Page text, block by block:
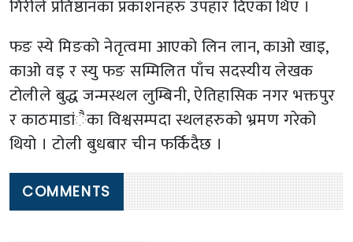
गिरीले प्रतिष्ठानका प्रकाशनहरु उपहार दिएका थिए ।
फङ स्ये मिङको नेतृत्वमा आएको लिन लान, काओ खाइ,
काओ वइ र स्यु फङ सम्मिलित पाँच सदस्यीय लेखक
टोलीले बुद्ध जन्मस्थल लुम्बिनी, ऐतिहासिक नगर भक्तपुर
र काठमाडांैका विश्वसम्पदा स्थलहरुको भ्रमण गरेको
थियो । टोली बुधबार चीन फर्किदैछ ।
COMMENTS